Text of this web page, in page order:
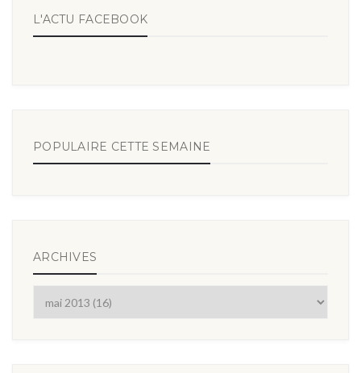
L'ACTU FACEBOOK
POPULAIRE CETTE SEMAINE
ARCHIVES